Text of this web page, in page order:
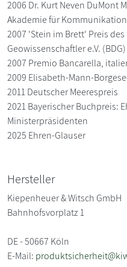
2006 Dr. Kurt Neven DuMont
Akademie für Kommunikation
2007 'Stein im Brett' Preis
Geowissenschaftler e.V. (BDG)
2007 Premio Bancarella,
2009 Elisabeth-Mann-
2011 Deutscher Meerespreis
2021 Bayerischer Buchpreis:
Ministerpräsidenten
2025 Ehren-Glauser
Hersteller
Kiepenheuer & Witsch GmbH
Bahnhofsvorplatz 1
DE - 50667 Köln
E-Mail: